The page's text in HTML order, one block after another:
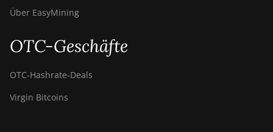
Über EasyMining
OTC-Geschäfte
OTC‑Hashrate‑Deals
Virgin Bitcoins